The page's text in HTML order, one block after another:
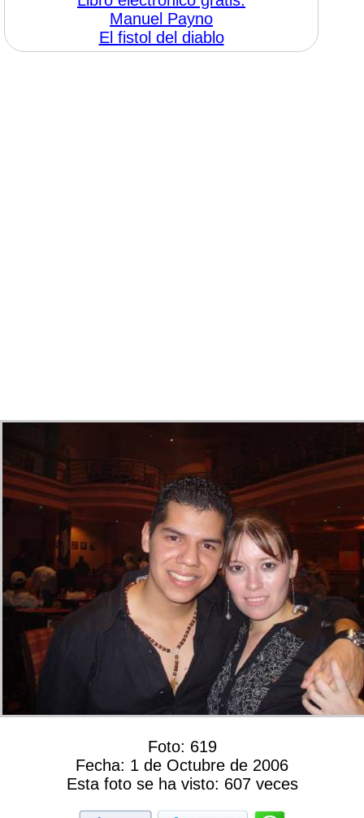
Manuel Payno
El fistol del diablo
Foto: 619
Fecha: 1 de Octubre de 2006
Esta foto se ha visto: 607 veces